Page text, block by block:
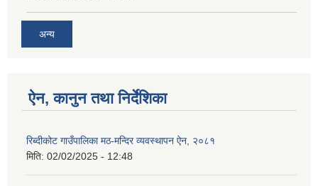
अन्य
ऐन, कानुन तथा निर्देशिका
रिब्दीकोट गाउँपालिका मठ-मन्दिर व्यवस्थापन ऐन, २०८१
मिति: 02/02/2025 - 12:48